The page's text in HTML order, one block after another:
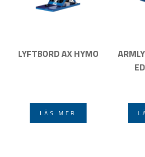
LYFTBORD AX HYMO
LÄS MER